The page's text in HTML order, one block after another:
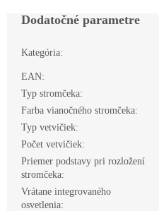
Dodatočné parametre
Kategória:
EAN:
Typ stromčeka:
Farba vianočného stromčeka:
Typ vetvičiek:
Počet vetvičiek:
Priemer podstavy pri rozložení
stromčeka:
Vrátane integrovaného
osvetlenia: